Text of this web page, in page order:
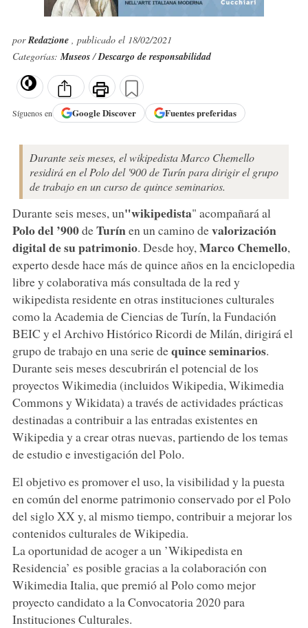
porRedazione , publicado el 18/02/2021
Categorías:Museos/Descargo de responsabilidad
Síguenos en GoogleDiscover Fuentes preferidas
Durante seis meses, el wikipedista Marco Chemello
residirá en el Polo del '900 de Turín para dirigir el grupo
de trabajo en un curso de quince seminarios.
Durante seis meses, un"wikipedista" acompañará al
Polo del ’900deTurínen un camino devalorización
digital de su patrimonio. Desde hoy, Marco Chemello,
experto desde hace más de quince años en la enciclopedia
libre y colaborativa más consultada de la red y
wikipedista residente en otras instituciones culturales
como la Academia de Ciencias de Turín, la Fundación
BEIC y el Archivo Histórico Ricordi de Milán, dirigirá el
grupo de trabajo en una serie dequince seminarios.
Durante seis meses descubrirán el potencial de los
proyectos Wikimedia (incluidos Wikipedia, Wikimedia
Commons y Wikidata) a través de actividades prácticas
destinadas a contribuir a las entradas existentes en
Wikipedia y a crear otras nuevas, partiendo de los temas
de estudio e investigación del Polo.
El objetivo es promover el uso, la visibilidad y la puesta
en común del enorme patrimonio conservado por el Polo
del siglo XX y, al mismo tiempo, contribuir a mejorar los
contenidos culturales de Wikipedia.
La oportunidad de acoger a un ’Wikipedista en
Residencia’ es posible gracias a la colaboración con
Wikimedia Italia, que premió al Polo como mejor
proyecto candidato a la Convocatoria 2020 para
Instituciones Culturales.